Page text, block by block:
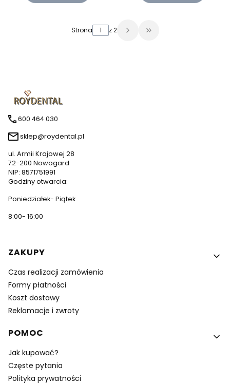
Strona z 2 Przejdź do ostatniej
600 464 030
sklep@roydental.pl
ul. Armii Krajowej 28
72-200 Nowogard
NIP: 8571751991
Godziny otwarcia:
Poniedziałek- Piątek
8:00- 16:00
Linki w stopce
ZAKUPY
Czas realizacji zamówienia
Formy płatności
Koszt dostawy
Reklamacje i zwroty
POMOC
Jak kupować?
Częste pytania
Polityka prywatności